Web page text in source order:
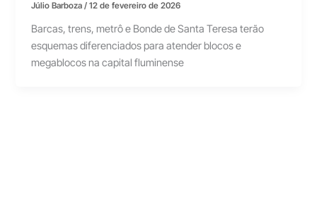
Júlio Barboza/12 de fevereiro de 2026
Barcas, trens, metrô e Bonde de Santa Teresa terão
esquemas diferenciados para atender blocos e
megablocos na capital fluminense